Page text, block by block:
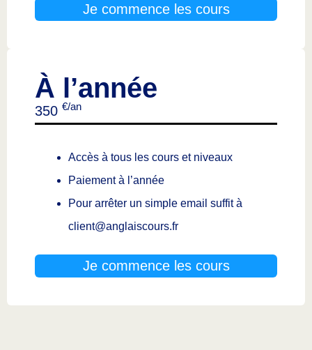
Je commence les cours
À l’année
350 €/an
Accès à tous les cours et niveaux
Paiement à l’année
Pour arrêter un simple email suffit à
client@anglaiscours.fr
Je commence les cours